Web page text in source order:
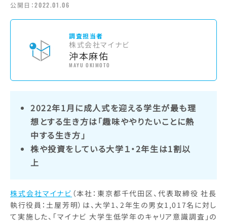
公開日：2022.01.06
調査担当者
株式会社マイナビ
沖本麻佑
MAYU OKIMOTO
2022年1月に成人式を迎える学生が最も理
想とする生き方は「趣味ややりたいことに熱
中する生き方」
株や投資をしている大学１・2年生は1割以
上
株式会社マイナビ （本社：東京都千代田区、代表取締役 社長
執行役員：土屋芳明）は、大学1、2年生の男女1,017名に対し
て実施した、「マイナビ 大学生低学年のキャリア意識調査」の